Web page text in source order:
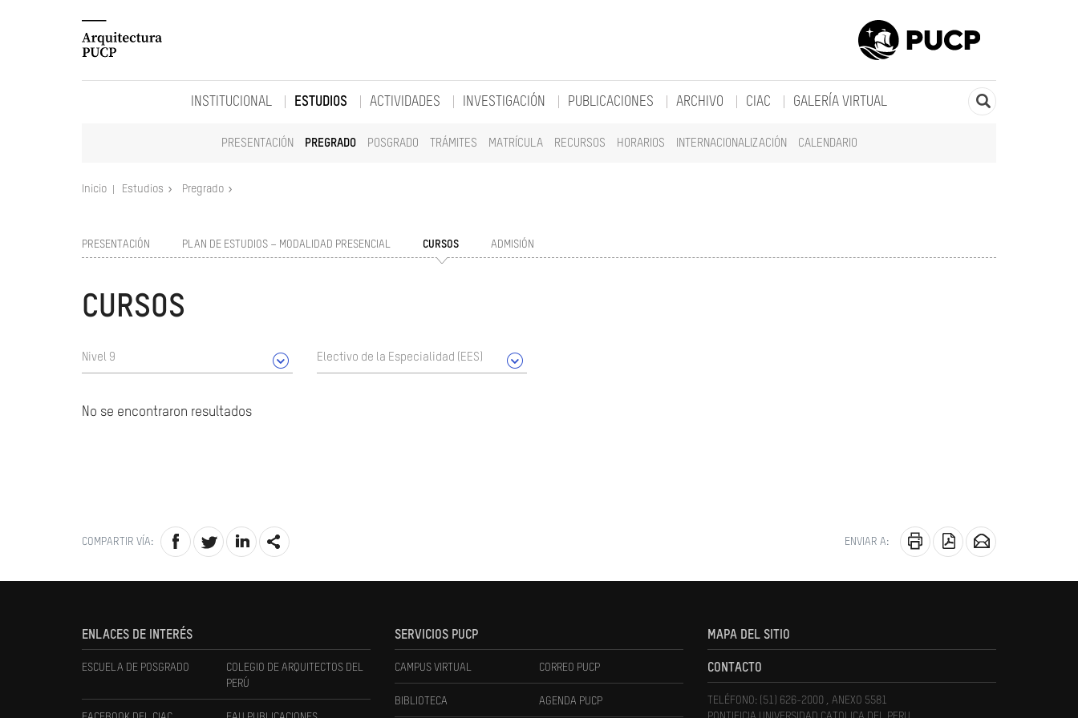
INSTITUCIONAL ESTUDIOS
PRESENTACIÓN PREGRADO POSGRADO TRÁMITES MATRÍCULA RECURSOS HORARIOS INTERNACIONALIZACIÓN CALENDARIO
ACTIVIDADES INVESTIGACIÓN PUBLICACIONES ARCHIVO CIAC GALERÍA VIRTUAL
Inicio Estudios Pregrado
PRESENTACIÓN PLAN DE ESTUDIOS – MODALIDAD PRESENCIAL CURSOS ADMISIÓN
CURSOS
Nivel 9 Electivo de la Especialidad (EES)
No se encontraron resultados
COMPARTIR VÍA: ENVIAR A:
ENLACES DE INTERÉS
ESCUELA DE POSGRADO
COLEGIO DE ARQUITECTOS DEL
PERÚ
SERVICIOS PUCP
CAMPUS VIRTUAL CORREO PUCP
BIBLIOTECA AGENDA PUCP
MAPA DEL SITIO
CONTACTO
TELÉFONO: (51) 626-2000 , ANEXO 5581